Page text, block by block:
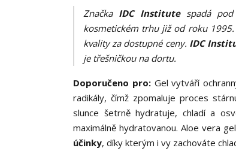
Značka IDC Institutespadá pod
kosmetickém trhu již od roku 1995.
kvality za dostupné ceny. IDC
je třešničkou na dortu.
Doporučeno pro: Gel vytváří
radikály, čímž zpomaluje proces
slunce šetrně hydratuje, chladí a
maximálně hydratovanou. Aloe vera gel
účinky, díky kterým i vy zachováte